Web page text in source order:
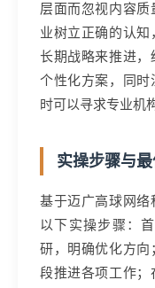
层面而忽视内容
业树立正确的认
长期战略来推进，
个性化方案，同
时可以寻求专业机
实操步骤与
基于迈广高球网络
以下实操步骤：
研，明确优化方
段推进各项工作